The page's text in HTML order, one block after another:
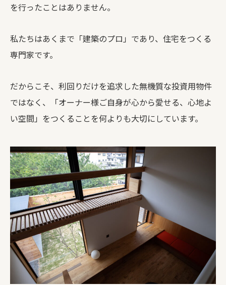
を行ったことはありません。
私たちはあくまで「建築のプロ」であり、住宅をつくる
専門家です。
だからこそ、利回りだけを追求した無機質な投資用物件
ではなく、「オーナー様ご自身が心から愛せる、心地よ
い空間」をつくることを何よりも大切にしています。